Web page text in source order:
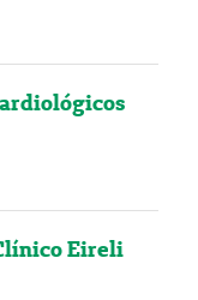
Eireli